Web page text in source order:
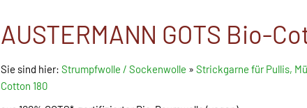
AUSTERMANN GOTS Bio-
Sie sind hier: Strumpfwolle / Sockenwolle » Strickgarne für Pullis,
Cotton 180